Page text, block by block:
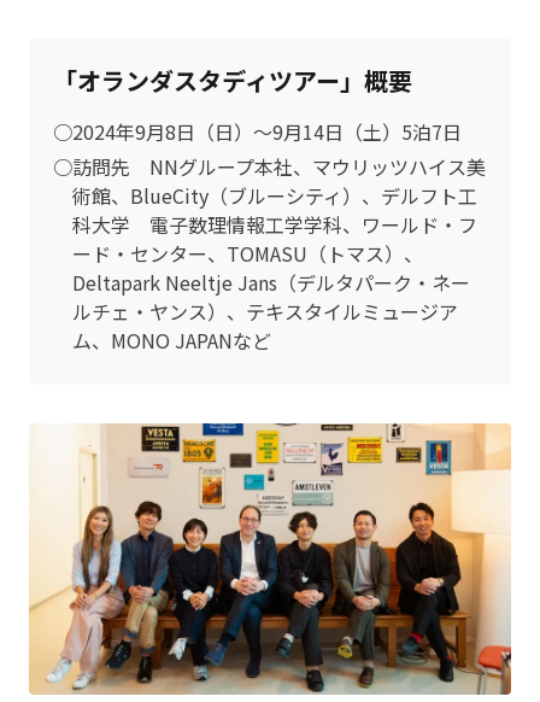
「オランダスタディツアー」概要
○2024年9月8日（日）～9月14日（土）5泊7日
○訪問先 NNグループ本社、マウリッツハイス美
術館、BlueCity（ブルーシティ）、デルフト工
科大学 電子数理情報工学学科、ワールド・フ
ード・センター、TOMASU（トマス）、
Deltapark Neeltje Jans（デルタパーク・ネー
ルチェ・ヤンス）、テキスタイルミュージア
ム、MONO JAPANなど